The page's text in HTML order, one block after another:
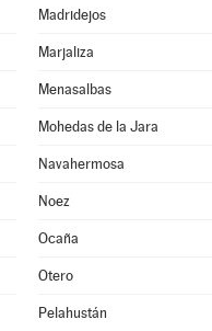
Madridejos
Marjaliza
Menasalbas
Mohedas de la Jara
Navahermosa
Noez
Ocaña
Otero
Pelahustán